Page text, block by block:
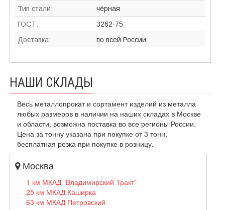
Тип стали:
чёрная
ГОСТ:
3262-75
Доставка:
по всей России
НАШИ СКЛАДЫ
Весь металлопрокат и сортамент изделий из металла
любых размеров в наличии на наших складах в Москве
и области, возможна поставка во все регионы России.
Цена за тонну указана при покупке от 3 тонн,
бесплатная резка при покупке в розницу.
Москва
1 км МКАД "Владимирский Тракт"
25 км МКАД Каширка
63 км МКАД Петровский